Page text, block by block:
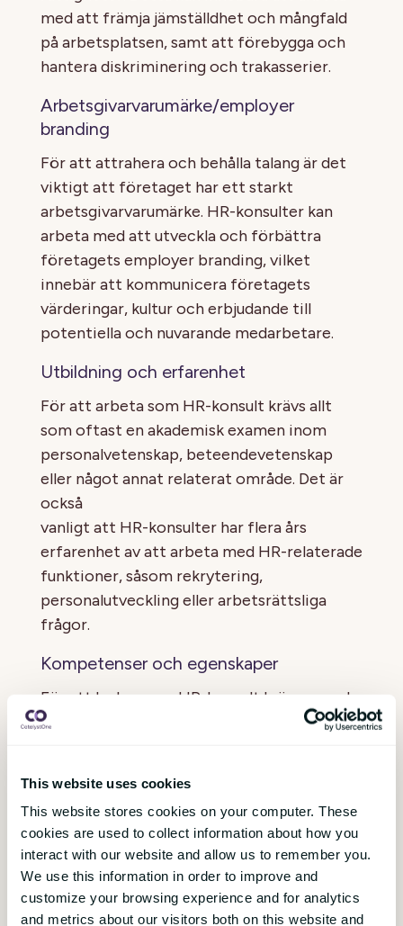
This website uses cookies
This website stores cookies on your computer. These
cookies are used to collect information about how you
interact with our website and allow us to remember you.
We use this information in order to improve and
customize your browsing experience and for analytics
and metrics about our visitors both on this website and
med att främja jämställdhet och mångfald
på arbetsplatsen, samt att förebygga och
hantera diskriminering och trakasserier.
Arbetsgivarvarumärke/employer
branding
För att attrahera och behålla talang är det
viktigt att företaget har ett starkt
arbetsgivarvarumärke. HR-konsulter kan
arbeta med att utveckla och förbättra
företagets employer branding, vilket
innebär att kommunicera företagets
värderingar, kultur och erbjudande till
potentiella och nuvarande medarbetare.
Utbildning och erfarenhet
För att arbeta som HR-konsult krävs allt
som oftast en akademisk examen inom
personalvetenskap, beteendevetenskap
eller något annat relaterat område. Det är
också
vanligt att HR-konsulter har flera års
erfarenhet av att arbeta med HR-relaterade
funktioner, såsom rekrytering,
personalutveckling eller arbetsrättsliga
frågor.
Kompetenser och egenskaper
För att lyckas som HR-konsult krävs en rad
kompetenser och egenskaper, såsom:
analysera och optimera HR-processer
och strategier.
Kommunikationsförmåga: För att
kunna kommunicera effektivt med
både medarbetare och ledning.